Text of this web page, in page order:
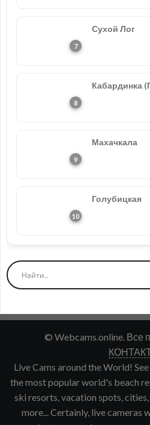
Сухой Лог
Кабардинка
Махачкала
Голубицкая
© Webcams.online. Все
Live Cams around the World!
the most popular world's beach
ski resorts, vacation spots,
more... Certainly, live cameras